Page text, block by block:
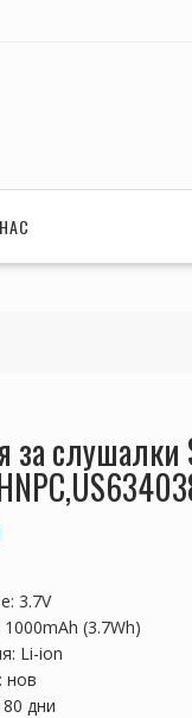
за слушалки
3.7V
(3.7Wh)
Li-ion
нов
дни